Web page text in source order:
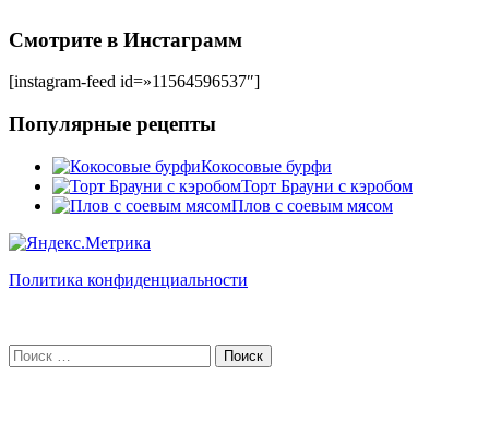
Смотрите в Инстаграмм
[instagram-feed id=»11564596537″]
Популярные рецепты
Кокосовые бурфи
Торт Брауни с кэробом
Плов с соевым мясом
Политика конфиденциальности